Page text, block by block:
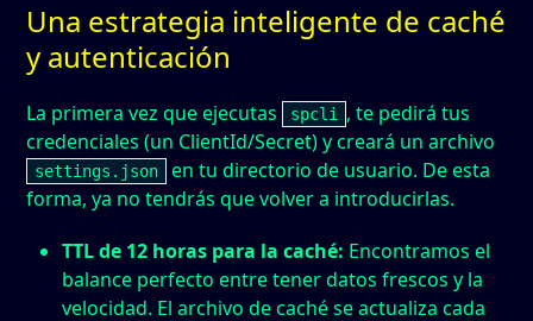
Una estrategia inteligente de caché
y autenticación
La primera vez que ejecutas spcli
, te pedirá tus
credenciales (un ClientId/Secret) y creará un archivo
settings.json
en tu directorio de usuario. De esta
forma, ya no tendrás que volver a introducirlas.
TTL de 12 horas para la caché: Encontramos el
balance perfecto entre tener datos frescos y la
velocidad. El archivo de caché se actualiza cada